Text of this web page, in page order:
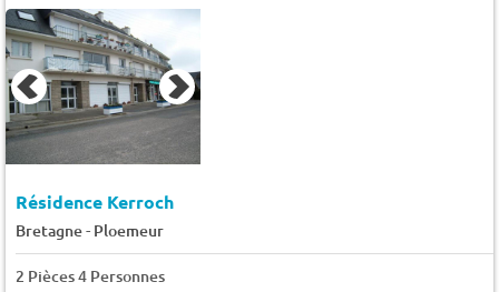
Résidence Kerroch
Bretagne- Ploemeur
2 Pièces 4 Personnes